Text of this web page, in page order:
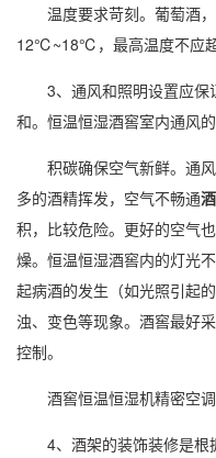
温度要求苛刻。葡萄酒，
12℃~18℃，最高温度不应
3、通风和照明设置应保
和。恒温恒湿酒窖室内通风
积碳确保空气新鲜。通风
多的酒精挥发，空气不畅通
积，比较危险。更好的空气
燥。恒温恒湿酒窖内的灯光
起病酒的发生（如光照引起
浊、变色等现象。酒窖最好
控制。
酒窖恒温恒湿机精密空调
4、酒架的装饰装修是根